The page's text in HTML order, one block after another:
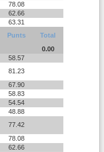
78.08
62.66
63.31
Punts
Total
0.00
58.57
81.23
67.90
58.83
54.54
48.88
77.42
78.08
62.66